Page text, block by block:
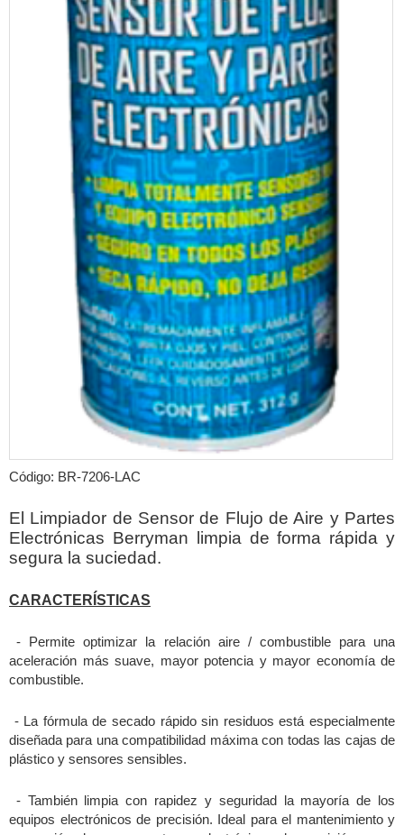
Código: BR-7206-LAC
El Limpiador de Sensor de Flujo de Aire y Partes
Electrónicas Berryman limpia de forma rápida y
segura la suciedad.
CARACTERÍSTICAS
- Permite optimizar la relación aire / combustible para una
aceleración más suave, mayor potencia y mayor economía de
combustible.
- La fórmula de secado rápido sin residuos está especialmente
diseñada para una compatibilidad máxima con todas las cajas de
plástico y sensores sensibles.
- También limpia con rapidez y seguridad la mayoría de los
equipos electrónicos de precisión. Ideal para el mantenimiento y